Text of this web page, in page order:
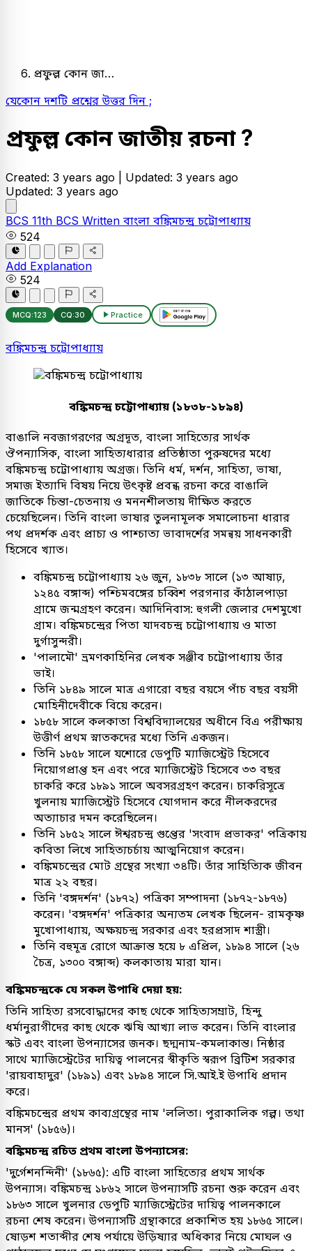
প্রফুল্ল কোন জা…
যেকোন দশটি প্রশ্নের উত্তর দিন ;
প্রফুল্ল কোন জাতীয় রচনা ?
Created: 3 years ago | Updated: 3 years ago
Updated: 3 years ago
BCS 11th BCS Written বাংলা বঙ্কিমচন্দ্র চট্টোপাধ্যায়
524
Add Explanation
524
MCQ:123 CQ:30 Practice
বঙ্কিমচন্দ্র চট্টোপাধ্যায়
বঙ্কিমচন্দ্র চট্টোপাধ্যায় (১৮৩৮-১৮৯৪)
বাঙালি নবজাগরণের অগ্রদূত, বাংলা সাহিত্যের সার্থক
ঔপন্যাসিক, বাংলা সাহিত্যধারার প্রতিষ্ঠাতা পুরুষদের মধ্যে
বঙ্কিমচন্দ্র চট্টোপাধ্যায় অগ্রজ। তিনি ধর্ম, দর্শন, সাহিত্য, ভাষা,
সমাজ ইত্যাদি বিষয় নিয়ে উৎকৃষ্ট প্রবন্ধ রচনা করে বাঙালি
জাতিকে চিন্তা-চেতনায় ও মননশীলতায় দীক্ষিত করতে
চেয়েছিলেন। তিনি বাংলা ভাষার তুলনামূলক সমালোচনা ধারার
পথ প্রদর্শক এবং প্রাচ্য ও পাশ্চাত্য ভাবাদর্শের সমন্বয় সাধনকারী
হিসেবে খ্যাত।
বঙ্কিমচন্দ্র চট্টোপাধ্যায় ২৬ জুন, ১৮৩৮ সালে (১৩ আষাঢ়,
১২৪৫ বঙ্গাব্দ) পশ্চিমবঙ্গের চব্বিশ পরগনার কাঁঠালপাড়া
গ্রামে জন্মগ্রহণ করেন। আদিনিবাস: হুগলী জেলার দেশমুখো
গ্রাম। বঙ্কিমচন্দ্রের পিতা যাদবচন্দ্র চট্টোপাধ্যায় ও মাতা
দুর্গাসুন্দরী।
'পালামৌ' ভ্রমণকাহিনির লেখক সঞ্জীব চট্টোপাধ্যায় তাঁর
ভাই।
তিনি ১৮৪৯ সালে মাত্র এগারো বছর বয়সে পাঁচ বছর বয়সী
মোহিনীদেবীকে বিয়ে করেন।
১৮৫৮ সালে কলকাতা বিশ্ববিদ্যালয়ের অধীনে বিএ পরীক্ষায়
উত্তীর্ণ প্রথম স্নাতকদের মধ্যে তিনি একজন।
তিনি ১৮৫৮ সালে যশোরে ডেপুটি ম্যাজিস্ট্রেট হিসেবে
নিয়োগপ্রাপ্ত হন এবং পরে ম্যাজিস্ট্রেট হিসেবে ৩৩ বছর
চাকরি করে ১৮৯১ সালে অবসরগ্রহণ করেন। চাকরিসূত্রে
খুলনায় ম্যাজিস্ট্রেট হিসেবে যোগদান করে নীলকরদের
অত্যাচার দমন করেছিলেন।
তিনি ১৮৫২ সালে ঈশ্বরচন্দ্র গুপ্তের 'সংবাদ প্রভাকর' পত্রিকায়
কবিতা লিখে সাহিত্যচর্চায় আত্মনিয়োগ করেন।
বঙ্কিমচন্দ্রের মোট গ্রন্থের সংখ্যা ৩৪টি। তাঁর সাহিত্যিক জীবন
মাত্র ২২ বছর।
তিনি 'বঙ্গদর্শন' (১৮৭২) পত্রিকা সম্পাদনা (১৮৭২-১৮৭৬)
করেন। 'বঙ্গদর্শন' পত্রিকার অন্যতম লেখক ছিলেন- রামকৃষ্ণ
মুখোপাধ্যায়, অক্ষয়চন্দ্র সরকার এবং হরপ্রসাদ শাস্ত্রী।
তিনি বহুমূত্র রোগে আক্রান্ত হয়ে ৮ এপ্রিল, ১৮৯৪ সালে (২৬
চৈত্র, ১৩০০ বঙ্গাব্দ) কলকাতায় মারা যান।
বঙ্কিমচন্দ্রকে যে সকল উপাধি দেয়া হয়:
তিনি সাহিত্য রসবোদ্ধাদের কাছ থেকে সাহিত্যসম্রাট, হিন্দু
ধর্মানুরাগীদের কাছ থেকে ঋষি আখ্যা লাভ করেন। তিনি বাংলার
স্কট এবং বাংলা উপন্যাসের জনক। ছদ্মনাম-কমলাকান্ত। নিষ্ঠার
সাথে ম্যাজিস্ট্রেটের দায়িত্ব পালনের স্বীকৃতি স্বরূপ ব্রিটিশ সরকার
'রায়বাহাদুর' (১৮৯১) এবং ১৮৯৪ সালে সি.আই.ই উপাধি প্রদান
করে।
বঙ্কিমচন্দ্রের প্রথম কাব্যগ্রন্থের নাম 'ললিতা। পুরাকালিক গল্প। তথা
মানস' (১৮৫৬)।
বঙ্কিমচন্দ্র রচিত প্রথম বাংলা উপন্যাসের:
'দুর্গেশনন্দিনী' (১৮৬৫): এটি বাংলা সাহিত্যের প্রথম সার্থক
উপন্যাস। বঙ্কিমচন্দ্র ১৮৬২ সালে উপন্যাসটি রচনা শুরু করেন এবং
১৮৬৩ সালে খুলনার ডেপুটি ম্যাজিস্ট্রেটের দায়িত্ব পালনকালে
রচনা শেষ করেন। উপন্যাসটি গ্রন্থাকারে প্রকাশিত হয় ১৮৬৫ সালে।
ষোড়শ শতাব্দীর শেষ পর্যায়ে উড়িষ্যার অধিকার নিয়ে মোঘল ও